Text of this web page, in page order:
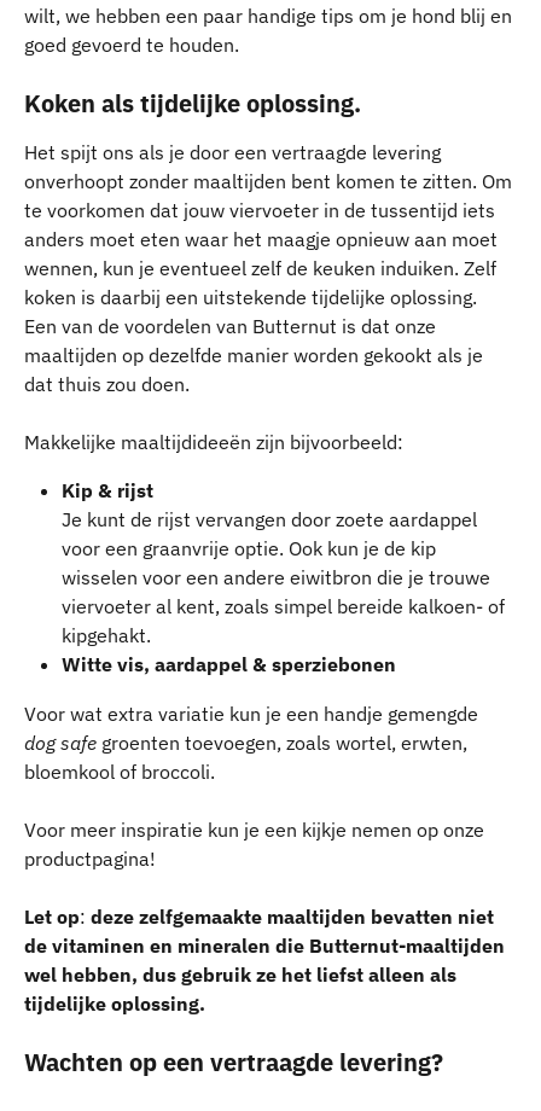
wilt, we hebben een paar handige tips om je hond blij en
goed gevoerd te houden.
Koken als tijdelijke oplossing.
Het spijt ons als je door een vertraagde levering
onverhoopt zonder maaltijden bent komen te zitten. Om
te voorkomen dat jouw viervoeter in de tussentijd iets
anders moet eten waar het maagje opnieuw aan moet
wennen, kun je eventueel zelf de keuken induiken. Zelf
koken is daarbij een uitstekende tijdelijke oplossing.
Een van de voordelen van Butternut is dat onze
maaltijden op dezelfde manier worden gekookt als je
dat thuis zou doen.
Makkelijke maaltijdideeën zijn bijvoorbeeld:
Kip & rijst
Je kunt de rijst vervangen door zoete aardappel
voor een graanvrije optie. Ook kun je de kip
wisselen voor een andere eiwitbron die je trouwe
viervoeter al kent, zoals simpel bereide kalkoen- of
kipgehakt.
Witte vis, aardappel & sperziebonen
Voor wat extra variatie kun je een handje gemengde
dog safe groenten toevoegen, zoals wortel, erwten,
bloemkool of broccoli.
Voor meer inspiratie kun je een kijkje nemen op onze
productpagina!
Let op: deze zelfgemaakte maaltijden bevatten niet
de vitaminen en mineralen die Butternut-maaltijden
wel hebben, dus gebruik ze het liefst alleen als
tijdelijke oplossing.
Wachten op een vertraagde levering?